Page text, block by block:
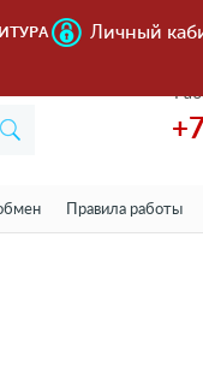
Личный
Правила работы